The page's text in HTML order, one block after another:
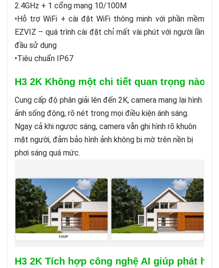
2.4GHz + 1 cổng mạng 10/100M
•Hỗ trợ WiFi + cài đặt WiFi thông minh với phần mềm
EZVIZ – quá trình cài đặt chỉ mất vài phút với người lần
đầu sử dụng
•Tiêu chuẩn IP67
H3 2K Không một chi tiết quan trọng nào
Cung cấp độ phân giải lên đến 2K, camera mang lại hình
ảnh sống động, rõ nét trong mọi điều kiện ánh sáng.
Ngay cả khi ngược sáng, camera vẫn ghi hình rõ khuôn
mặt người, đảm bảo hình ảnh không bị mờ trên nền bị
phơi sáng quá mức.
H3 2K Tích hợp công nghệ AI giúp phát